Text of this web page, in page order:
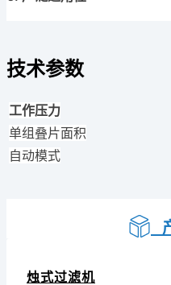
技术参数
工作压力
单组叠片面积
自动模式
烛式过滤机